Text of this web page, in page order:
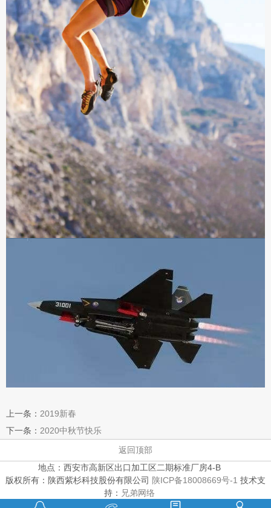
上一条： 2019新春
下一条： 2020中秋节快乐
返回顶部
地点：西安市高新区出口加工区二期标准厂房4-B
版权所有：陕西紫杉科技股份有限公司 陕ICP备18008669号-1 技术支
持： 兄弟网络